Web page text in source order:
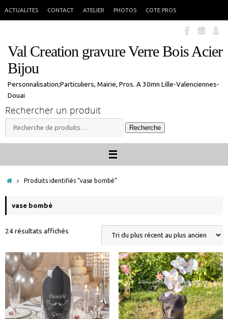
seront traitées à mon retour.
ACTUALITES CONTACT ATELIER PHOTOS COTE PROS
Val Creation gravure Verre Bois Acier
Bijou
Personnalisation;Particuliers, Mairie, Pros. A 30mn Lille-Valenciennes-
Douai
Rechercher un produit
Recherche
pour :
Recherche
Accueil
Produits identifiés “vase bombé”
vase bombé
24 résultats affichés
plus
récent
au
plus
ancien